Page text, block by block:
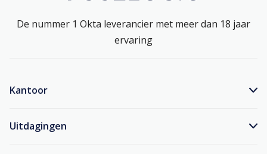
De nummer 1 Okta leverancier met meer dan 18 jaar
ervaring
Kantoor
Uitdagingen